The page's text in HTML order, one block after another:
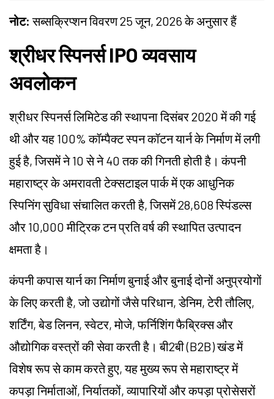
नोट: सब्सक्रिप्शन विवरण 25 जून, 2026 के अनुसार हैं
श्रीधर स्पिनर्स IPO व्यवसाय
अवलोकन
श्रीधर स्पिनर्स लिमिटेड की स्थापना दिसंबर 2020 में की गई
थी और यह 100% कॉम्पैक्ट स्पन कॉटन यार्न के निर्माण में लगी
हुई है, जिसमें ने 10 से ने 40 तक की गिनती होती है। कंपनी
महाराष्ट्र के अमरावती टेक्सटाइल पार्क में एक आधुनिक
स्पिनिंग सुविधा संचालित करती है, जिसमें 28,608 स्पिंडल्स
और 10,000 मीट्रिक टन प्रति वर्ष की स्थापित उत्पादन
क्षमता है।
कंपनी कपास यार्न का निर्माण बुनाई और बुनाई दोनों अनुप्रयोगों
के लिए करती है, जो उद्योगों जैसे परिधान, डेनिम, टेरी तौलिए,
शर्टिंग, बेड लिनन, स्वेटर, मोजे, फर्निशिंग फैब्रिक्स और
औद्योगिक वस्त्रों की सेवा करती है। बी2बी (B2B) खंड में
विशेष रूप से काम करते हुए, यह मुख्य रूप से महाराष्ट्र में
कपड़ा निर्माताओं, निर्यातकों, व्यापारियों और कपड़ा प्रोसेसरों